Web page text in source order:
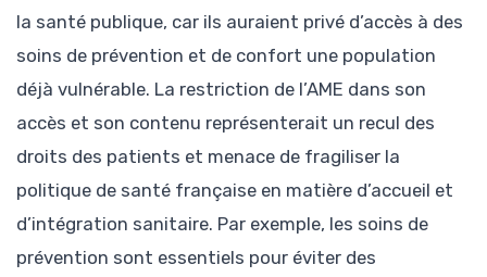
la santé publique, car ils auraient privé d’accès à des
soins de prévention et de confort une population
déjà vulnérable. La restriction de l’AME dans son
accès et son contenu représenterait un recul des
droits des patients et menace de fragiliser la
politique de santé française en matière d’accueil et
d’intégration sanitaire. Par exemple, les soins de
prévention sont essentiels pour éviter des